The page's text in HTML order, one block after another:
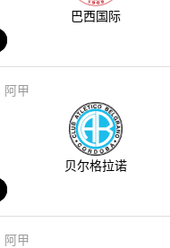
巴西国际
阿甲
贝尔格拉诺
阿甲